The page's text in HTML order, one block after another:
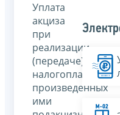
Уплата
акциза
при
реализации
(передаче)
произведенных
ими